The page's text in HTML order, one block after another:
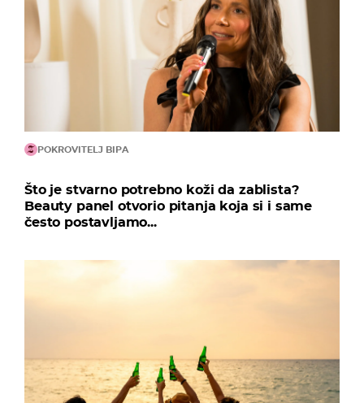
POKROVITELJ BIPA
Što je stvarno potrebno koži da zablista?
Beauty panel otvorio pitanja koja si i same
često postavljamo...